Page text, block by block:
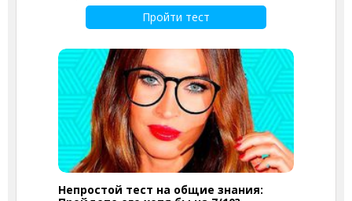
Пройти тест
Непростой тест на общие знания: